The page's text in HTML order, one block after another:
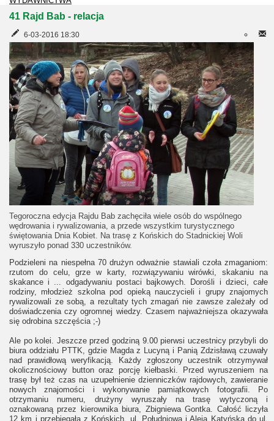
41 Rajd Bab - relacja
6-03-2016 18:30
Tegoroczna edycja Rajdu Bab zachęciła wiele osób do wspólnego
wędrowania i rywalizowania, a przede wszystkim turystycznego
świętowania Dnia Kobiet. Na trasę z Końskich do Stadnickiej Woli
wyruszyło ponad 330 uczestników.
Podzieleni na niespełna 70 drużyn odważnie stawiali czoła zmaganiom:
rzutom do celu, grze w karty, rozwiązywaniu wirówki, skakaniu na
skakance i ... odgadywaniu postaci bajkowych. Dorośli i dzieci, całe
rodziny, młodzież szkolna pod opieką nauczycieli i grupy znajomych
rywalizowali ze sobą, a rezultaty tych zmagań nie zawsze zależały od
doświadczenia czy ogromnej wiedzy. Czasem najważniejsza okazywała
się odrobina szczęścia ;-)
Ale po kolei. Jeszcze przed godziną 9.00 pierwsi uczestnicy przybyli do
biura oddziału PTTK, gdzie Magda z Lucyną i Panią Zdzisławą czuwały
nad prawidłową weryfikacją. Każdy zgłoszony uczestnik otrzymywał
okolicznościowy button oraz porcję kiełbaski. Przed wyruszeniem na
trasę był też czas na uzupełnienie dzienniczków rajdowych, zawieranie
nowych znajomości i wykonywanie pamiątkowych fotografii. Po
otrzymaniu numeru, drużyny wyruszały na trasę wytyczoną i
oznakowaną przez kierownika biura, Zbigniewa Gontka. Całość liczyła
12 km i przebiegała z Końskich, ul. Południową i Aleją Katyńską do ul.